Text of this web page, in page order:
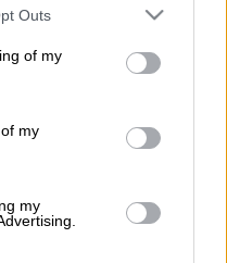
one or more Google
You may click to
its third-party tags to
in below Google
Outs
of my
my
my
(ΕΚΤ)
είναι
δήλωσε η
που έκανε